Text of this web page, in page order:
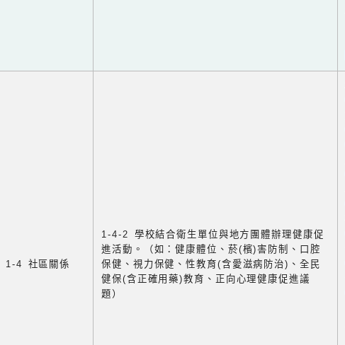
1-4 社區關係
1-4-2 學校結合衛生單位與地方團體辦理健康促
進活動。（如：健康體位、菸(檳)害防制、口腔
保健、視力保健、性教育(含愛滋病防治)、全民
健保(含正確用藥)教育、正向心理健康促進議
題）